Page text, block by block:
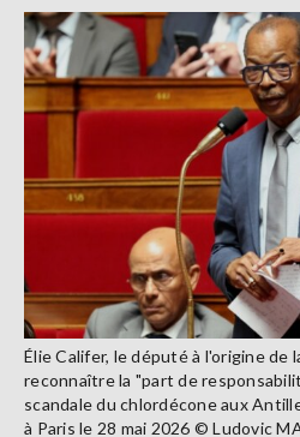
Élie Califer, le député à l'origine de
reconnaître la "part de
scandale du chlordécone aux
à Paris le 28 mai 2026 © Ludovic